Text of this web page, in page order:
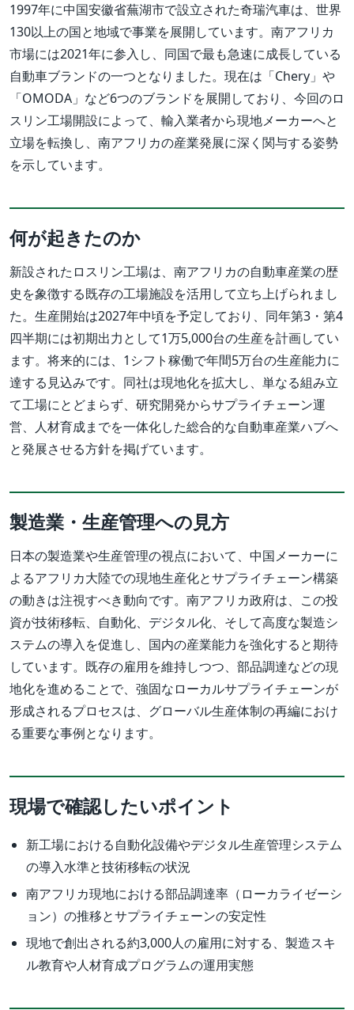
1997年に中国安徽省蕪湖市で設立された奇瑞汽車は、世界
130以上の国と地域で事業を展開しています。南アフリカ
市場には2021年に参入し、同国で最も急速に成長している
自動車ブランドの一つとなりました。現在は「Chery」や
「OMODA」など6つのブランドを展開しており、今回のロ
スリン工場開設によって、輸入業者から現地メーカーへと
立場を転換し、南アフリカの産業発展に深く関与する姿勢
を示しています。
何が起きたのか
新設されたロスリン工場は、南アフリカの自動車産業の歴
史を象徴する既存の工場施設を活用して立ち上げられまし
た。生産開始は2027年中頃を予定しており、同年第3・第4
四半期には初期出力として1万5,000台の生産を計画してい
ます。将来的には、1シフト稼働で年間5万台の生産能力に
達する見込みです。同社は現地化を拡大し、単なる組み立
て工場にとどまらず、研究開発からサプライチェーン運
営、人材育成までを一体化した総合的な自動車産業ハブへ
と発展させる方針を掲げています。
製造業・生産管理への見方
日本の製造業や生産管理の視点において、中国メーカーに
よるアフリカ大陸での現地生産化とサプライチェーン構築
の動きは注視すべき動向です。南アフリカ政府は、この投
資が技術移転、自動化、デジタル化、そして高度な製造シ
ステムの導入を促進し、国内の産業能力を強化すると期待
しています。既存の雇用を維持しつつ、部品調達などの現
地化を進めることで、強固なローカルサプライチェーンが
形成されるプロセスは、グローバル生産体制の再編におけ
る重要な事例となります。
現場で確認したいポイント
新工場における自動化設備やデジタル生産管理システム
の導入水準と技術移転の状況
南アフリカ現地における部品調達率（ローカライゼーシ
ョン）の推移とサプライチェーンの安定性
現地で創出される約3,000人の雇用に対する、製造スキ
ル教育や人材育成プログラムの運用実態